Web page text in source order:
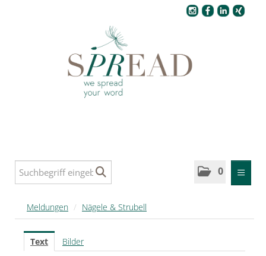
0
MELDUNGEN
SPREAD
SPREAD Medleys für Deutschland
Meldungen / Nägele & Strubell
Text
Bilder